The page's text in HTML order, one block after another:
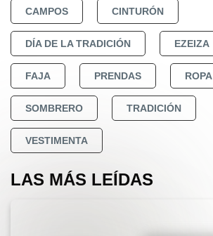
CAMPOS CINTURÓN
DÍA DE LA TRADICIÓN EZEIZA
FAJA PRENDAS ROPA
SOMBRERO TRADICIÓN
VESTIMENTA
LAS MÁS LEÍDAS